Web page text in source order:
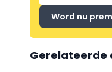
Word nu
Gerelateerde